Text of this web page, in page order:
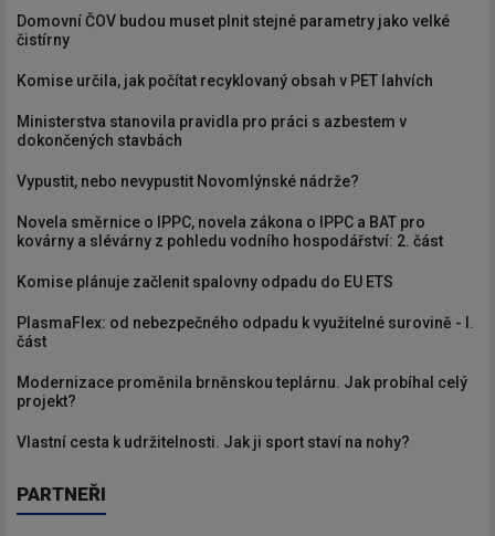
Domovní ČOV budou muset plnit stejné parametry jako velké
čistírny
Komise určila, jak počítat recyklovaný obsah v PET lahvích
Ministerstva stanovila pravidla pro práci s azbestem v
dokončených stavbách
Vypustit, nebo nevypustit Novomlýnské nádrže?
Novela směrnice o IPPC, novela zákona o IPPC a BAT pro
kovárny a slévárny z pohledu vodního hospodářství: 2. část
Komise plánuje začlenit spalovny odpadu do EU ETS
PlasmaFlex: od nebezpečného odpadu k využitelné surovině - I.
část
Modernizace proměnila brněnskou teplárnu. Jak probíhal celý
projekt?
Vlastní cesta k udržitelnosti. Jak ji sport staví na nohy?
PARTNEŘI